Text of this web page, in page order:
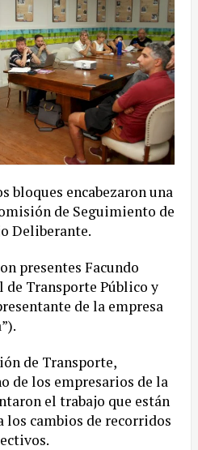
bloques encabezaron una
de Seguimiento de
Deliberante.
presentes Facundo
Transporte Público y
de la empresa
de Transporte,
de los empresarios de la
el trabajo que están
los cambios de recorridos